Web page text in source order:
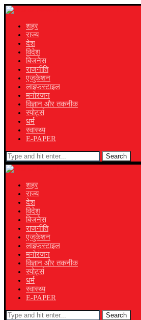
शहर
राज्य
देश
विदेश
बिजनेस
राजनीति
एजुकेशन
लाइफस्टाइल
मनोरंजन
विज्ञान और तकनीक
स्पोर्ट्स
धर्म
स्वास्थ्य
E-PAPER
Search
शहर
राज्य
देश
विदेश
बिजनेस
राजनीति
एजुकेशन
लाइफस्टाइल
मनोरंजन
विज्ञान और तकनीक
स्पोर्ट्स
धर्म
स्वास्थ्य
E-PAPER
Search